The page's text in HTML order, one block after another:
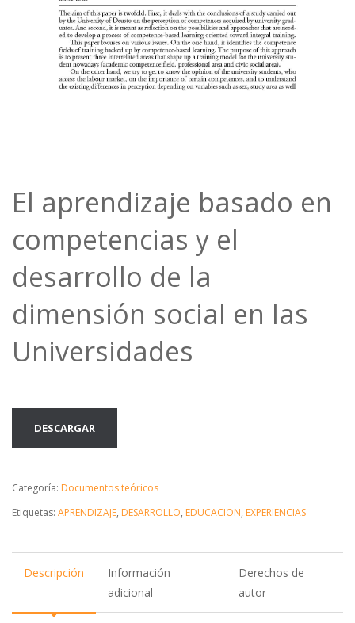
El aprendizaje basado en
competencias y el
desarrollo de la
dimensión social en las
Universidades
DESCARGAR
Categoría: Documentos teóricos
Etiquetas: APRENDIZAJE, DESARROLLO, EDUCACION, EXPERIENCIAS
Descripción
Información
adicional
Derechos de
autor